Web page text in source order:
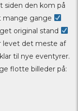
siden den kom på
mange gange
original stand
levet det meste af
til nye eventyrer.
flotte billeder på: